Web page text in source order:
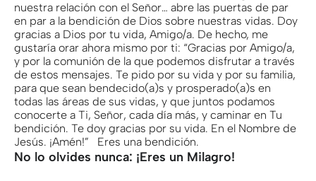
nuestra relación con el Señor… abre las puertas de par
en par a la bendición de Dios sobre nuestras vidas. Doy
gracias a Dios por tu vida, Amigo/a. De hecho, me
gustaría orar ahora mismo por ti: “Gracias por Amigo/a,
y por la comunión de la que podemos disfrutar a través
de estos mensajes. Te pido por su vida y por su familia,
para que sean bendecido(a)s y prosperado(a)s en
todas las áreas de sus vidas, y que juntos podamos
conocerte a Ti, Señor, cada día más, y caminar en Tu
bendición. Te doy gracias por su vida. En el Nombre de
Jesús. ¡Amén!” Eres una bendición.
No lo olvides nunca: ¡Eres un Milagro!